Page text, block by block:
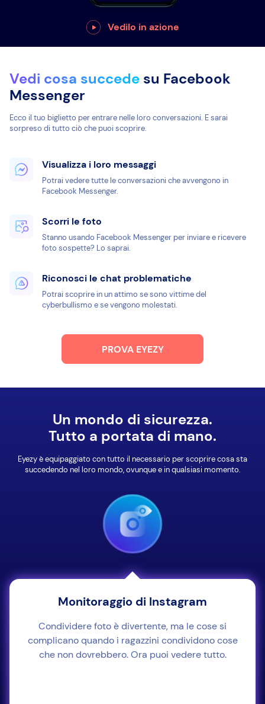
Vedilo in azione
Vedi cosa succede su Facebook
Messenger
Ecco il tuo biglietto per entrare nelle loro conversazioni. E sarai
sorpreso di tutto ciò che puoi scoprire.
Visualizza i loro messaggi
Potrai vedere tutte le conversazioni che avvengono in
Facebook Messenger.
Scorri le foto
Stanno usando Facebook Messenger per inviare e ricevere
foto sospette? Lo saprai.
Riconosci le chat problematiche
Potrai scoprire in un attimo se sono vittime del
cyberbullismo e se vengono molestati.
PROVA EYEZY
Un mondo di sicurezza.
Tutto a portata di mano.
Eyezy è equipaggiato con tutto il necessario per scoprire cosa sta
succedendo nel loro mondo, ovunque e in qualsiasi momento.
Monitoraggio di Instagram
Condividere foto è divertente, ma le cose si
complicano quando i ragazzini condividono cose
che non dovrebbero. Ora puoi vedere tutto.